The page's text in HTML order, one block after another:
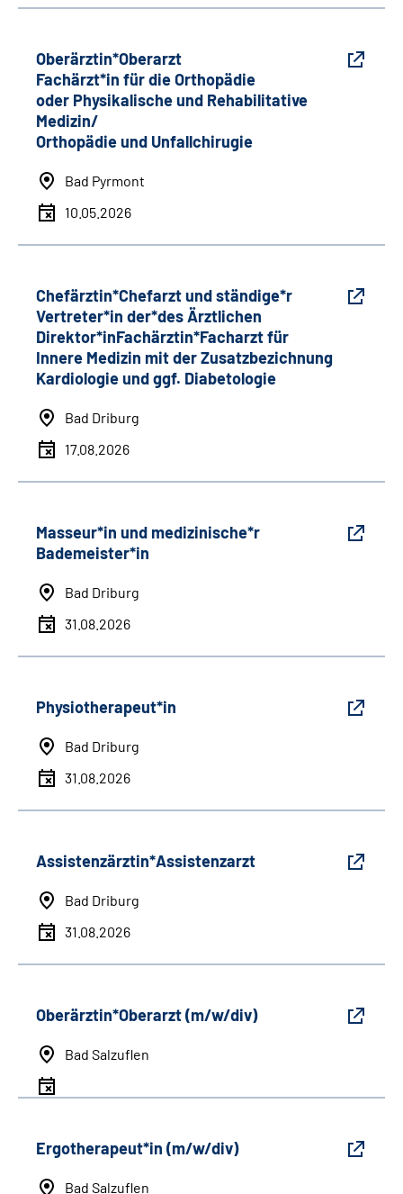
Oberärztin*Oberarzt
Fachärzt*in für die Orthopädie
oder Physikalische und Rehabilitative
Medizin/
Orthopädie und Unfallchirugie
Bad Pyrmont
10.05.2026
Chefärztin*Chefarzt und ständige*r
Vertreter*in der*des Ärztlichen
Direktor*inFachärztin*Facharzt für
Innere Medizin mit der Zusatzbezichnung
Kardiologie und ggf. Diabetologie
Bad Driburg
17.08.2026
Masseur*in und medizinische*r
Bademeister*in
Bad Driburg
31.08.2026
Physiotherapeut*in
Bad Driburg
31.08.2026
Assistenzärztin*Assistenzarzt
Bad Driburg
31.08.2026
Oberärztin*Oberarzt (m/w/div)
Bad Salzuflen
Ergotherapeut*in (m/w/div)
Bad Salzuflen